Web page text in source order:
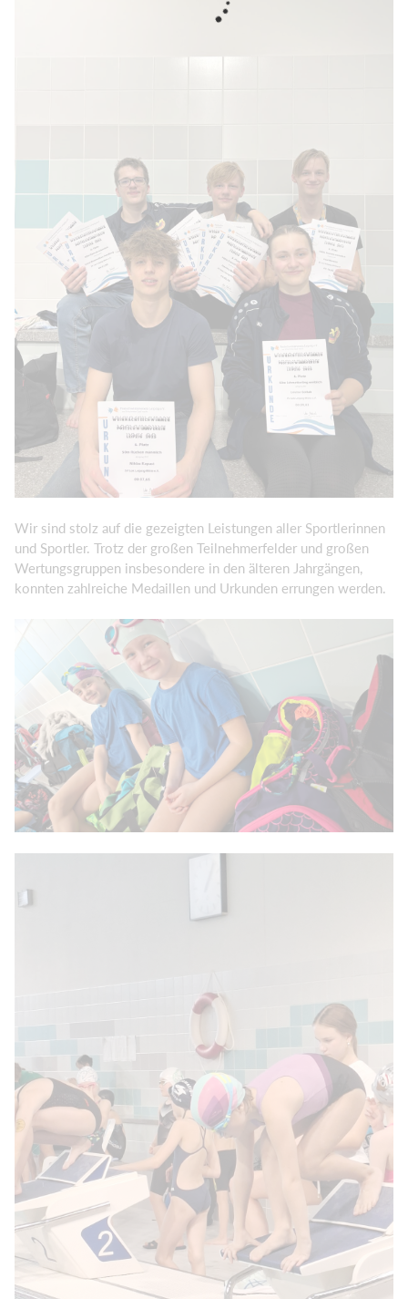
Wir sind stolz auf die gezeigten Leistungen aller Sportlerinnen
und Sportler. Trotz der großen Teilnehmerfelder und großen
Wertungsgruppen insbesondere in den älteren Jahrgängen,
konnten zahlreiche Medaillen und Urkunden errungen werden.